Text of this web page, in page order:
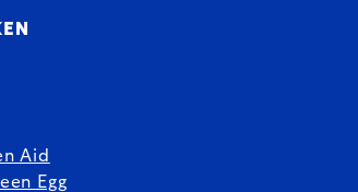
Aid
Egg